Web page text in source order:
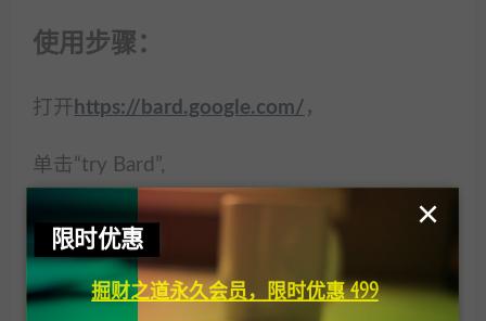
使用步骤：
打开 https://bard.google.com/ ，
单击“try Bard”,
如果谷歌浏览器中已经登陆了你的谷歌账号，
那么同意隐私协议后
限时优惠
掘财之道永久会员，限时优惠 499
×